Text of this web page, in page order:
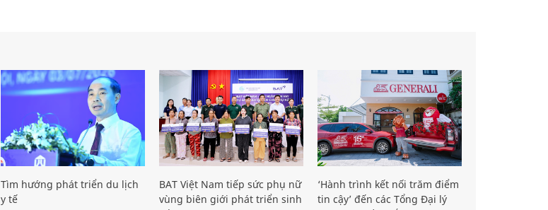
Tìm hướng phát triển du lịch
y tế
BAT Việt Nam tiếp sức phụ nữ
vùng biên giới phát triển sinh
‘Hành trình kết nối trăm điểm
tin cậy’ đến các Tổng Đại lý